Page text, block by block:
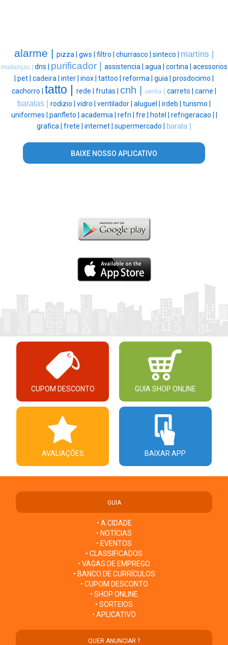
alarme | pizza | gws | filtro | churrasco | sinteco | martins |
mudanças | dns | purificador | assistencia | agua | cortina | acessorios
pet | cadeira | inter | inox | tattoo | reforma | guia | prosdocimo |
cachorro | tatto | rede | frutas | cnh | uerita | carreto | carne |
baratas | rodizio | vidro | ventilador | aluguel | irdeb | turismo |
uniformes | panfleto | academia | refri | fre | hotel | refrigeracao |
grafica | frete | internet | supermercado | barata |
BAIXE NOSSO APLICATIVO
CUPOM DESCONTO GUIA SHOP ONLINE
AVALIAÇÕES BAIXAR APP
GUIA
• A CIDADE
• NOTÍCIAS
• EVENTOS
• CLASSIFICADOS
• VAGAS DE EMPREGO
• BANCO DE CURRÍCULOS
• CUPOM DESCONTO
• SHOP ONLINE
• SORTEIOS
• APLICATIVO
QUER ANUNCIAR ?